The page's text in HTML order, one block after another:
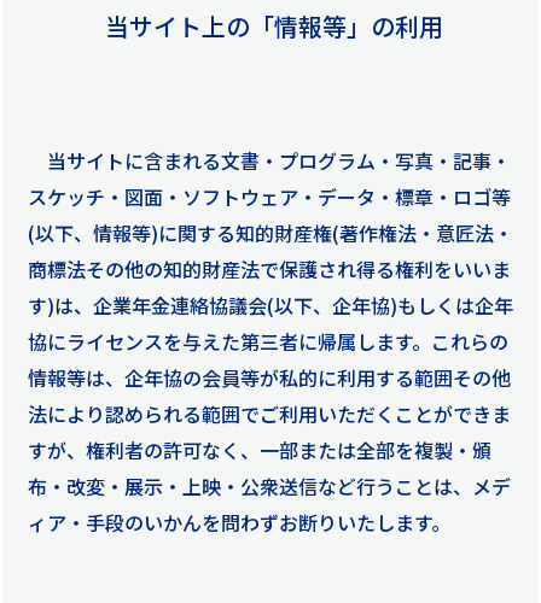
当サイト上の「情報等」の利用
当サイトに含まれる文書・プログラム・写真・記事・
スケッチ・図面・ソフトウェア・データ・標章・ロゴ等
(以下、情報等)に関する知的財産権(著作権法・意匠法・
商標法その他の知的財産法で保護され得る権利をいいま
す)は、企業年金連絡協議会(以下、企年協)もしくは企年
協にライセンスを与えた第三者に帰属します。これらの
情報等は、企年協の会員等が私的に利用する範囲その他
法により認められる範囲でご利用いただくことができま
すが、権利者の許可なく、一部または全部を複製・頒
布・改変・展示・上映・公衆送信など行うことは、メデ
ィア・手段のいかんを問わずお断りいたします。